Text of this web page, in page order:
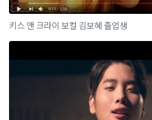
키스 앤 크라이 보컬 김보혜 졸업생